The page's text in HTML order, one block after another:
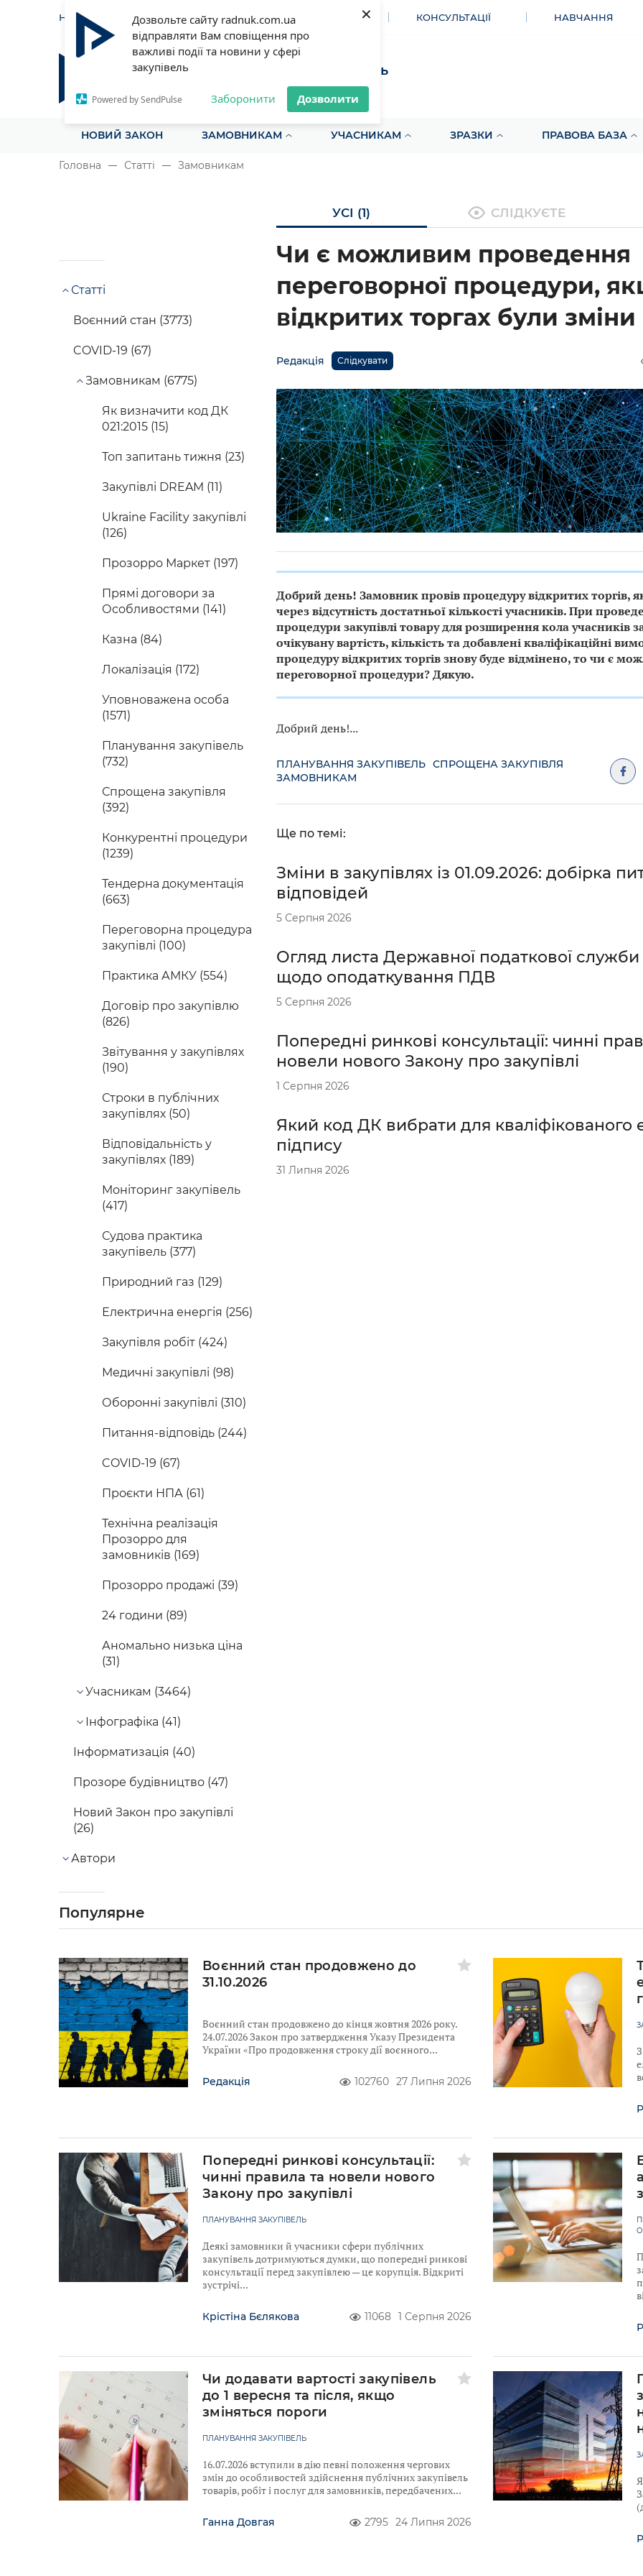
Дозвольте сайту radnuk.com.ua
відправляти Вам сповіщення про
важливі події та новини у сфері
закупівель
Powered by SendPulse Заборонити Дозволити
×
НОВИНИ СТАТТІ ІНСТРУМЕНТИ КОНСУЛЬТАЦІЇ НАВЧАННЯ
Радник у сфері публічних закупівель
Все для закупівель на одному порталі
НОВИЙ ЗАКОН ЗАМОВНИКАМ УЧАСНИКАМ ЗРАЗКИ ПРАВОВА БАЗА
Головна Статті Замовникам
УСІ (1) СЛІДКУЄТЕ
Статті
Воєнний стан (3773)
COVID-19 (67)
Замовникам (6775)
Як визначити код ДК
021:2015 (15)
Топ запитань тижня (23)
Закупівлі DREAM (11)
Ukraine Facility закупівлі
(126)
Прозорро Маркет (197)
Прямі договори за
Особливостями (141)
Казна (84)
Локалізація (172)
Уповноважена особа
(1571)
Планування закупівель
(732)
Спрощена закупівля
(392)
Конкурентні процедури
(1239)
Тендерна документація
(663)
Переговорна процедура
закупівлі (100)
Практика АМКУ (554)
Договір про закупівлю
(826)
Звітування у закупівлях
(190)
Строки в публічних
закупівлях (50)
Відповідальність у
закупівлях (189)
Моніторинг закупівель
(417)
Судова практика
закупівель (377)
Природний газ (129)
Електрична енергія (256)
Закупівля робіт (424)
Медичні закупівлі (98)
Оборонні закупівлі (310)
Питання-відповідь (244)
COVID-19 (67)
Проєкти НПА (61)
Технічна реалізація
Прозорро для
замовників (169)
Прозорро продажі (39)
24 години (89)
Аномально низька ціна
(31)
Учасникам (3464)
Інфографіка (41)
Інформатизація (40)
Прозоре будівництво (47)
Новий Закон про закупівлі
(26)
Автори
Чи є можливим проведення
переговорної процедури,
відкритих торгах були зміни
Редакція Слідкувати
Добрий день! Замовник провів процедуру відкритих торгів,
через відсутність достатньої кількості учасників. При
процедури закупівлі товару для розширення кола учасників
очікувану вартість, кількість та добавлені кваліфікаційні
процедуру відкритих торгів знову буде відмінено, то чи є
переговорної процедури? Дякую.
Добрий день!...
ПЛАНУВАННЯ ЗАКУПІВЕЛЬ СПРОЩЕНА ЗАКУПІВЛЯ
ЗАМОВНИКАМ
Ще по темі:
Зміни в закупівлях із 01.09.2026: добірка
відповідей
5 Серпня 2026
Огляд листа Державної податкової служби
щодо оподаткування ПДВ
5 Серпня 2026
Попередні ринкові консультації: чинні
новели нового Закону про закупівлі
1 Серпня 2026
Який код ДК вибрати для кваліфікованого
підпису
31 Липня 2026
Популярне
Воєнний стан продовжено до
31.10.2026
Воєнний стан продовжено до кінця жовтня 2026 року.
24.07.2026 Закон про затвердження Указу Президента
України «Про продовження строку дії воєнного
Редакція 102760 27 Липня 2026
Попередні ринкові консультації:
чинні правила та новели нового
Закону про закупівлі
ПЛАНУВАННЯ ЗАКУПІВЕЛЬ
Деякі замовники й учасники сфери публічних
закупівель дотримуються думки, що попередні ринкові
консультації перед закупівлею — це корупція. Відкриті
зустрічі
Крістіна Бєлякова 11068 1 Серпня 2026
Чи додавати вартості закупівель
до 1 вересня та після, якщо
зміняться пороги
ПЛАНУВАННЯ ЗАКУПІВЕЛЬ
16.07.2026 вступили в дію певні положення чергових
змін до особливостей здійснення публічних закупівель
товарів, робіт і послуг для замовників, передбачених
Ганна Довгая 2795 24 Липня 2026